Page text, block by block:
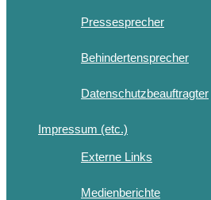
Pressesprecher
Behindertensprecher
Datenschutzbeauftragter
Impressum (etc.)
Externe Links
Medienberichte